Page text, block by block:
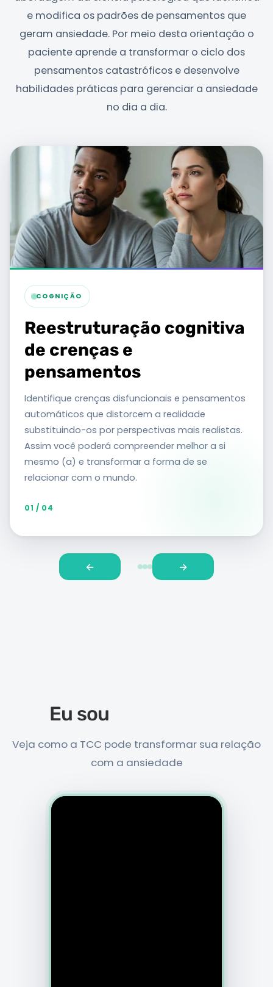
e modifica os padrões de pensamentos que
geram ansiedade. Por meio desta orientação o
paciente aprende a transformar o ciclo dos
pensamentos catastróficos e desenvolve
habilidades práticas para gerenciar a ansiedade
no dia a dia.
COGNIÇÃO
Reestruturação cognitiva
de crenças e
pensamentos
Identifique crenças disfuncionais e pensamentos
automáticos que distorcem a realidade
substituindo-os por perspectivas mais realistas.
Assim você poderá compreender melhor a si
mesmo (a) e transformar a forma de se
relacionar com o mundo.
01 / 04
← →
Eu sou
Veja como a TCC pode transformar sua relação
com a ansiedade